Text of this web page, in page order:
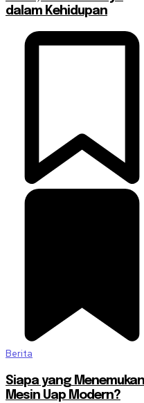
dalam Kehidupan
Berita
Siapa yang Menemukan
Mesin Uap Modern?